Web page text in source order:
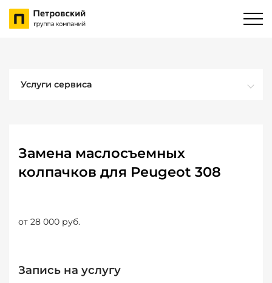
Услуги сервиса
Замена маслосъемных
колпачков для Peugeot 308
от 28 000 руб.
Запись на услугу